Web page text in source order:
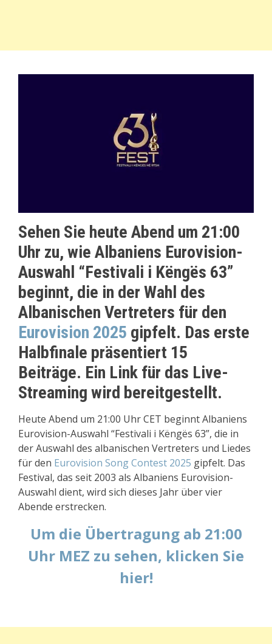
Sehen Sie heute Abend um 21:00
Uhr zu, wie Albaniens Eurovision-
Auswahl “Festivali i Këngës 63”
beginnt, die in der Wahl des
Albanischen Vertreters für den
Eurovision 2025 gipfelt. Das erste
Halbfinale präsentiert 15
Beiträge. Ein Link für das Live-
Streaming wird bereitgestellt.
Heute Abend um 21:00 Uhr CET beginnt Albaniens
Eurovision-Auswahl “Festivali i Këngës 63”, die in
der Auswahl des albanischen Vertreters und Liedes
für den Eurovision Song Contest 2025 gipfelt. Das
Festival, das seit 2003 als Albaniens Eurovision-
Auswahl dient, wird sich dieses Jahr über vier
Abende erstrecken.
Um die Übertragung ab 21:00
Uhr MEZ zu sehen, klicken Sie
hier!